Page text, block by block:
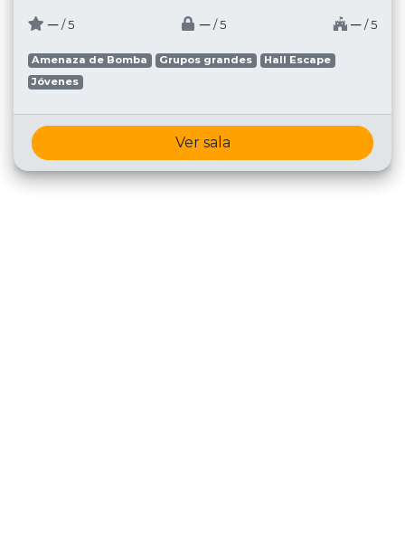
─ / 5 ─ / 5 ─ / 5
Amenaza de Bomba Grupos grandes
Hall Escape
Jóvenes
Ver sala